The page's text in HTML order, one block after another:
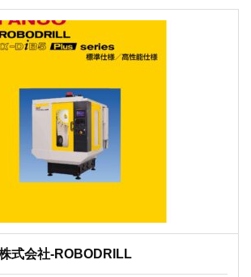
式会社-ROBODRILL